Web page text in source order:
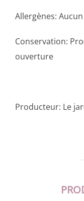
Allergènes: Aucun
Conservation:
ouverture
Producteur: Le